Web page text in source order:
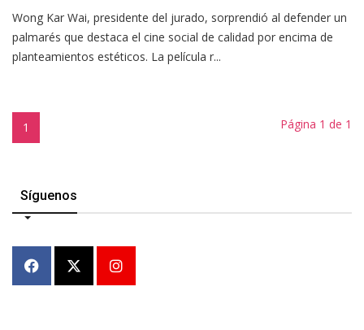
Wong Kar Wai, presidente del jurado, sorprendió al defender un
palmarés que destaca el cine social de calidad por encima de
planteamientos estéticos. La película r...
1 Página 1 de 1
Síguenos